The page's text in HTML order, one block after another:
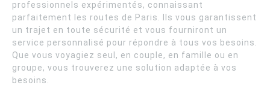
professionnels expérimentés, connaissant
parfaitement les routes de Paris. Ils vous garantissent
un trajet en toute sécurité et vous fourniront un
service personnalisé pour répondre à tous vos besoins.
Que vous voyagiez seul, en couple, en famille ou en
groupe, vous trouverez une solution adaptée à vos
besoins.